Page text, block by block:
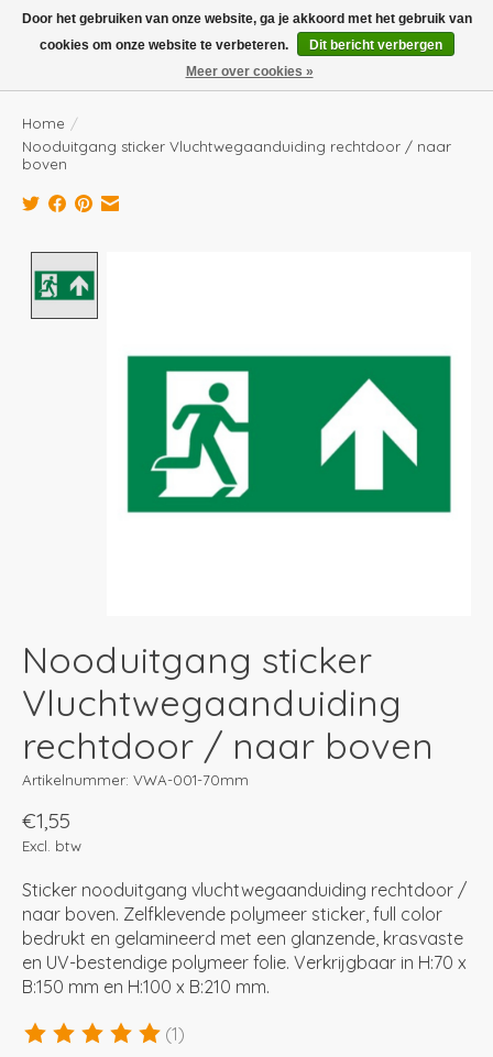
Boven de €100,- gratis verzending! Vóór 14.00 besteld, volgende dag in huis!
Verlanglijst
Home /
Nooduitgang sticker Vluchtwegaanduiding rechtdoor / naar
boven
Nooduitgang sticker
Vluchtwegaanduiding
rechtdoor / naar boven
Artikelnummer: VWA-001-70mm
€1,55
Excl. btw
Sticker nooduitgang vluchtwegaanduiding rechtdoor /
naar boven. Zelfklevende polymeer sticker, full color
bedrukt en gelamineerd met een glanzende, krasvaste
en UV-bestendige polymeer folie. Verkrijgbaar in H:70 x
B:150 mm en H:100 x B:210 mm.
De beoordeling van dit product is
(1)
Door het gebruiken van onze website, ga je akkoord met het gebruik van
cookies om onze website te verbeteren.
Dit bericht verbergen
Meer over cookies »